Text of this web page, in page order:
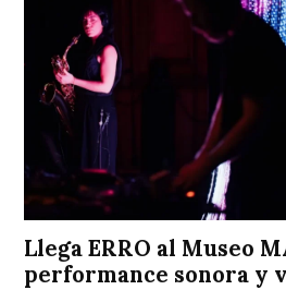
Llega ERRO al Museo
performance sonora y